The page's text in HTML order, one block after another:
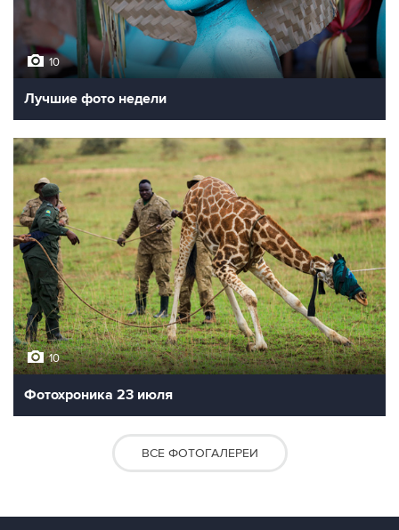
10
Лучшие фото недели
10
Фотохроника 23 июля
ВСЕ ФОТОГАЛЕРЕИ